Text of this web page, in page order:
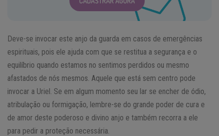
Deve-se invocar este anjo da guarda em casos de emergências
espirituais, pois ele ajuda com que se restitua a segurança e o
equilíbrio quando estamos no sentimos perdidos ou mesmo
afastados de nós mesmos. Aquele que está sem centro pode
invocar a Uriel. Se em algum momento seu lar se encher de ódio,
atribulação ou formigação, lembre-se do grande poder de cura e
de amor deste poderoso e divino anjo e também recorra a ele
para pedir a proteção necessária.